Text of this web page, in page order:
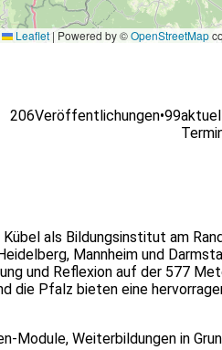
Leaflet | Powered by ©OpenStreetMap
206Veröffentlichungen•99
als Bildungsinstitut am
Mannheim und
und Reflexion auf der 577
die Pfalz bieten eine
Module, Weiterbildungen in